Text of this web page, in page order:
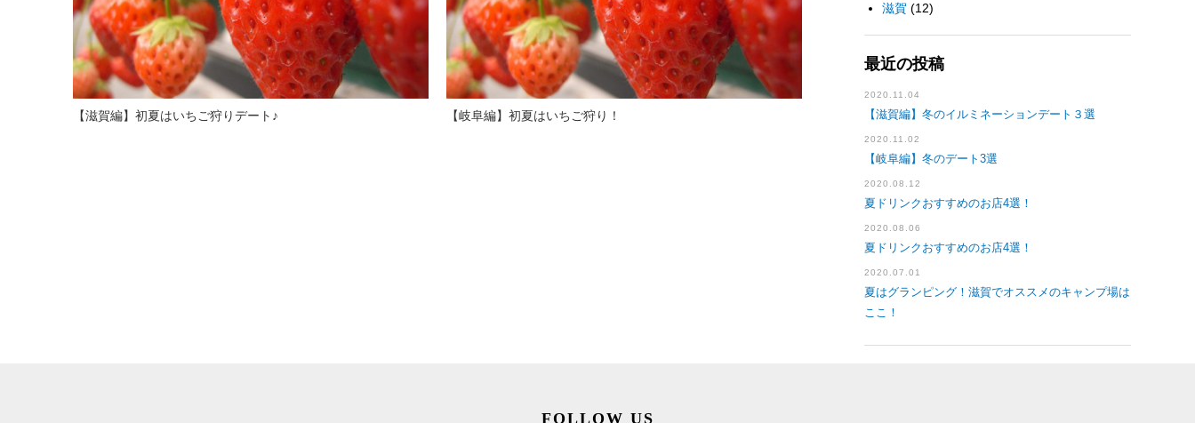
【滋賀編】初夏はいちご狩りデート♪ 【岐阜編】初夏はいちご狩り！
滋賀 (12)
最近の投稿
2020.11.04
【滋賀編】冬のイルミネーションデート３選
2020.11.02
【岐阜編】冬のデート3選
2020.08.12
夏ドリンクおすすめのお店4選！
2020.08.06
夏ドリンクおすすめのお店4選！
2020.07.01
夏はグランピング！滋賀でオススメのキャンプ場は
ここ！
FOLLOW US